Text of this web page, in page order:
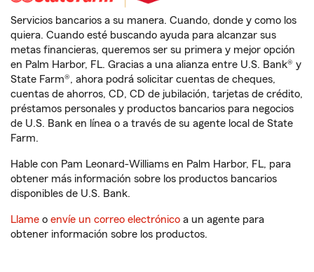
Servicios bancarios a su manera. Cuando, donde y como los
quiera. Cuando esté buscando ayuda para alcanzar sus
metas financieras, queremos ser su primera y mejor opción
en Palm Harbor, FL. Gracias a una alianza entre U.S. Bank® y
State Farm®, ahora podrá solicitar cuentas de cheques,
cuentas de ahorros, CD, CD de jubilación, tarjetas de crédito,
préstamos personales y productos bancarios para negocios
de U.S. Bank en línea o a través de su agente local de State
Farm.
Hable con Pam Leonard-Williams en Palm Harbor, FL, para
obtener más información sobre los productos bancarios
disponibles de U.S. Bank.
Llame o envíe un correo electrónico a un agente para
obtener información sobre los productos.